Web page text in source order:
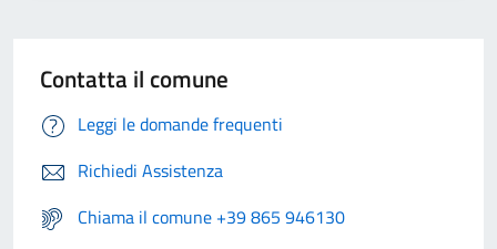
Contatta il comune
Leggi le domande frequenti
Richiedi Assistenza
Chiama il comune +39 865 946130